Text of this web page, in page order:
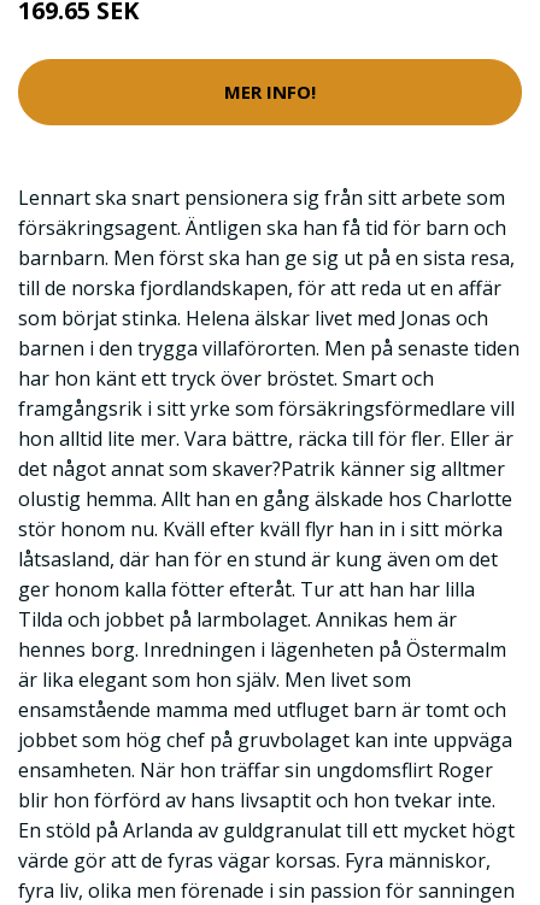
169.65 SEK
MER INFO!
Lennart ska snart pensionera sig från sitt arbete som
försäkringsagent. Äntligen ska han få tid för barn och
barnbarn. Men först ska han ge sig ut på en sista resa,
till de norska fjordlandskapen, för att reda ut en affär
som börjat stinka. Helena älskar livet med Jonas och
barnen i den trygga villaförorten. Men på senaste tiden
har hon känt ett tryck över bröstet. Smart och
framgångsrik i sitt yrke som försäkringsförmedlare vill
hon alltid lite mer. Vara bättre, räcka till för fler. Eller är
det något annat som skaver?Patrik känner sig alltmer
olustig hemma. Allt han en gång älskade hos Charlotte
stör honom nu. Kväll efter kväll flyr han in i sitt mörka
låtsasland, där han för en stund är kung även om det
ger honom kalla fötter efteråt. Tur att han har lilla
Tilda och jobbet på larmbolaget. Annikas hem är
hennes borg. Inredningen i lägenheten på Östermalm
är lika elegant som hon själv. Men livet som
ensamstående mamma med utfluget barn är tomt och
jobbet som hög chef på gruvbolaget kan inte uppväga
ensamheten. När hon träffar sin ungdomsflirt Roger
blir hon förförd av hans livsaptit och hon tvekar inte.
En stöld på Arlanda av guldgranulat till ett mycket högt
värde gör att de fyras vägar korsas. Fyra människor,
fyra liv, olika men förenade i sin passion för sanningen